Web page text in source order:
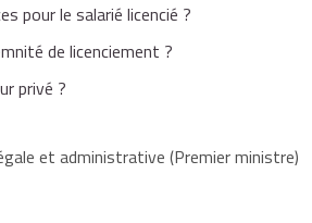
pour le salarié licencié ?
de licenciement ?
privé ?
et administrative (Premier ministre)